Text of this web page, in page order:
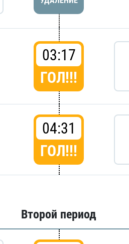
03:17
ГОЛ!!!
04:31
ГОЛ!!!
Второй период